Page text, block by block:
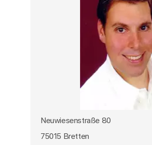
Neuwiesenstraße 80
75015 Bretten